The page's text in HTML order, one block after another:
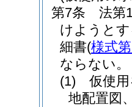
第7条
法第
けようと
細書(様式
ならない。
(1)
仮使
地配置図